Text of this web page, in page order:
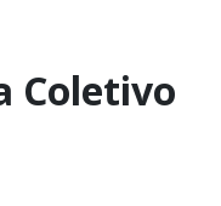
Coletivo